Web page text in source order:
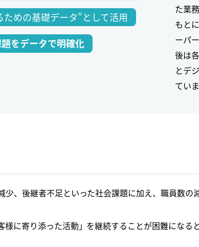
めの基礎データ”として活用
をデータで明確化
た業
もと
ーパ
後は
とデ
てい
、後継者不足といった社会課題に加え、職員数の
に寄り添った活動」を継続することが困難になる